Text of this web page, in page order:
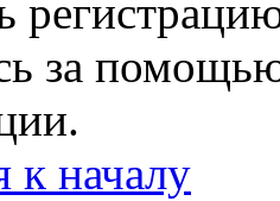
за
к началу